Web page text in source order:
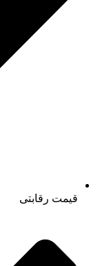
قیمت رقابتی